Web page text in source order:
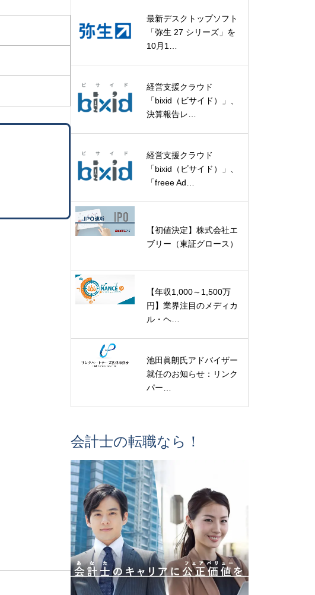
最新デスクトップソフト
「弥生 27 シリーズ」を
10月1…
経営支援クラウド
「bixid（ビサイド）」、
決算報告レ…
経営支援クラウド
「bixid（ビサイド）」、
「freee Ad…
【初値決定】株式会社エ
ブリー（東証グロース）
【年収1,000～1,500万
円】業界注目のメディカ
ル・ヘ…
池田眞朗氏アドバイザー
就任のお知らせ：リンク
パー…
会計士の転職なら！